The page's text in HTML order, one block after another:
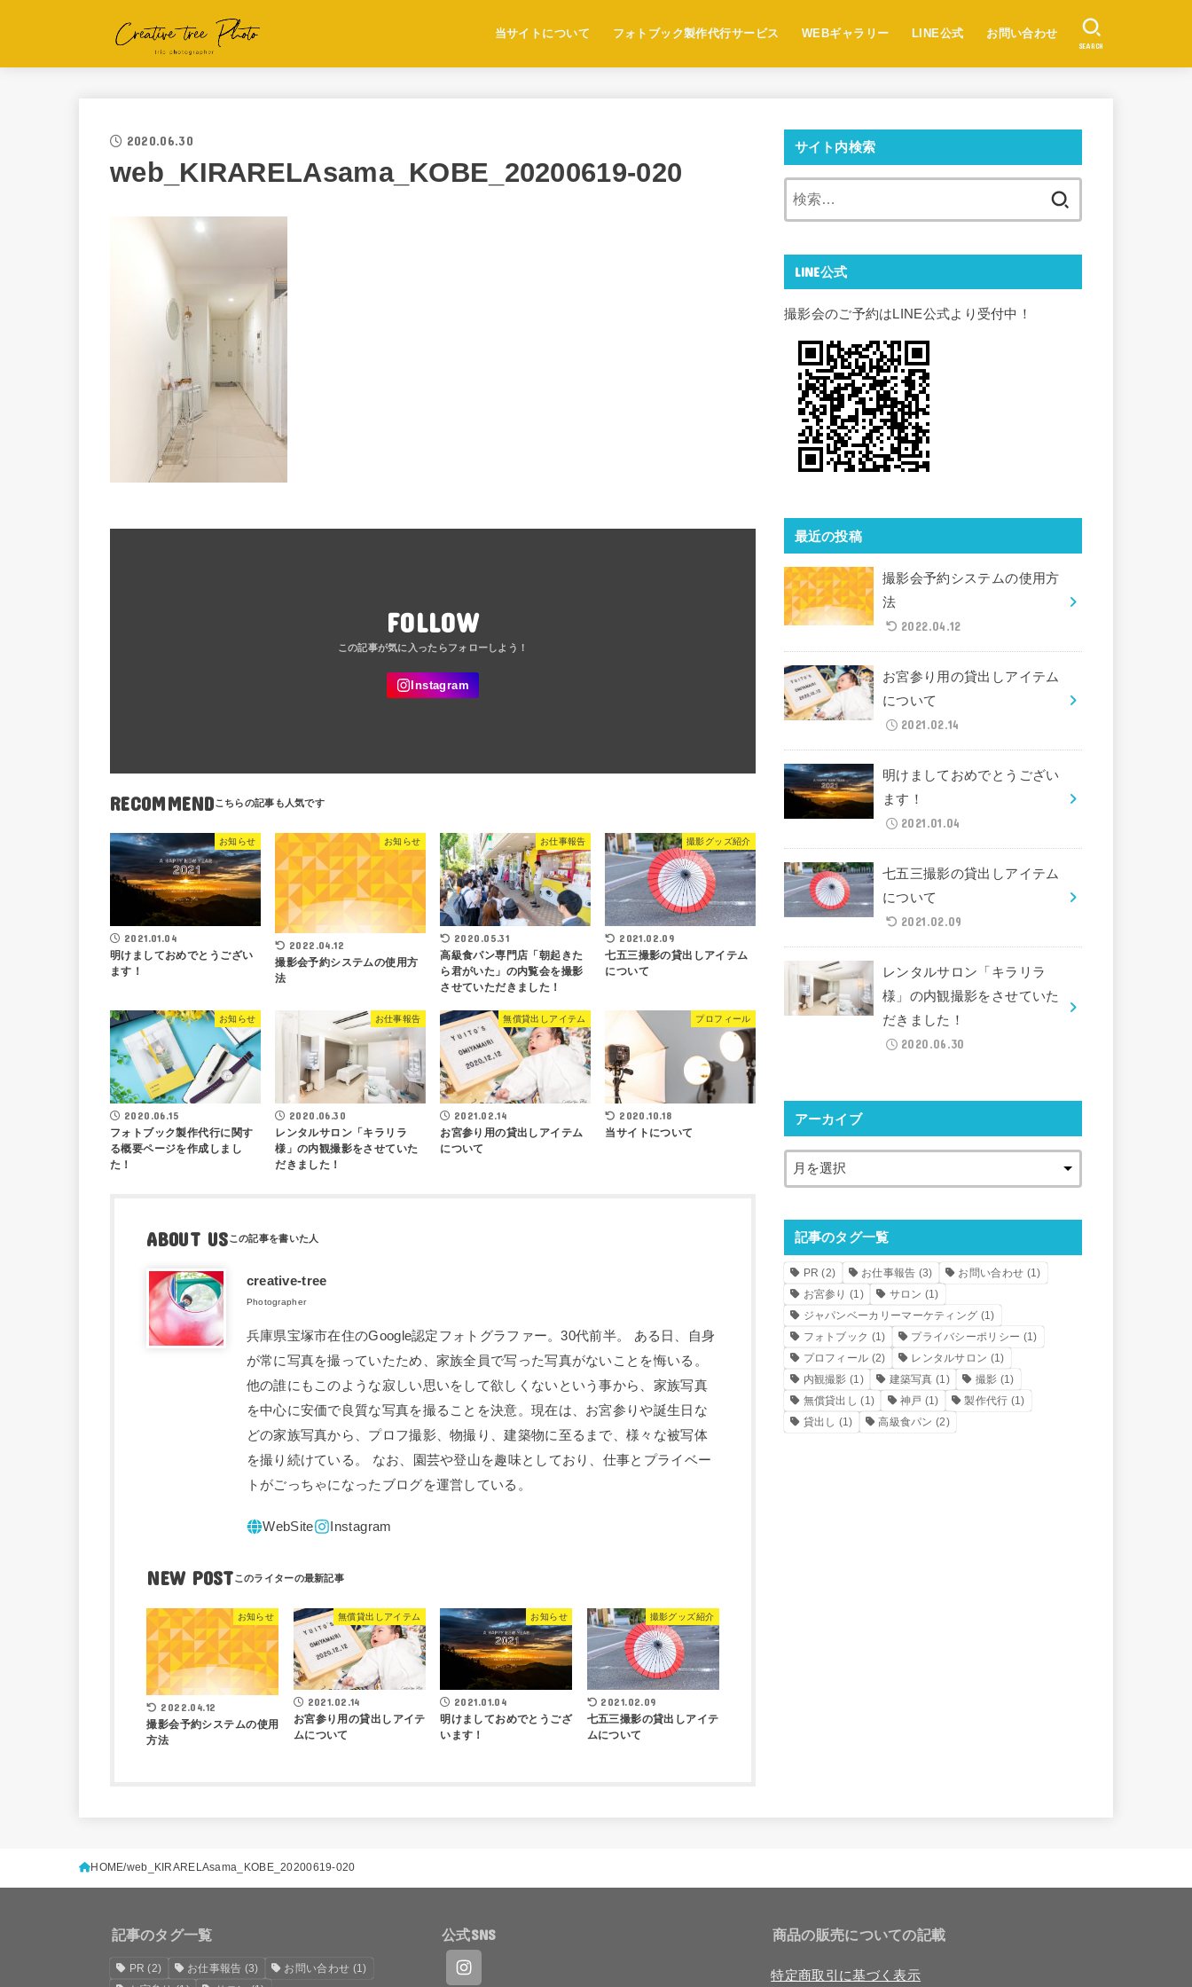
当サイトについて フォトブック製作代行サービス WEBギャラリー LINE公式 お問い合わせ
SEARCH
2020.06.30
web_KIRARELAsama_KOBE_20200619-020
FOLLOW
RECOMMEND
お知らせ
2021.01.04
明けましておめでとうござい
ます！
お知らせ
2022.04.12
撮影会予約システムの使用方
法
お仕事報告
2020.05.31
高級食パン専門店「朝起きた
ら君がいた」の内覧会を撮影
させていただきました！
撮影グッズ紹介
2021.02.09
七五三撮影の貸出しアイテム
について
お知らせ
2020.06.15
フォトブック製作代行に関す
る概要ページを作成しまし
た！
お仕事報告
2020.06.30
レンタルサロン「キラリラ
様」の内観撮影をさせていた
だきました！
無償貸出しアイテム
2021.02.14
お宮参り用の貸出しアイテム
について
プロフィール
2020.10.18
当サイトについて
ABOUT US
creative-tree
Photographer
兵庫県宝塚市在住のGoogle認定フォトグラファー。30代前半。 ある日、自身
が常に写真を撮っていたため、家族全員で写った写真がないことを悔いる。
他の誰にもこのような寂しい思いをして欲しくないという事から、家族写真
を中心に安価で良質な写真を撮ることを決意。現在は、お宮参りや誕生日な
どの家族写真から、プロフ撮影、物撮り、建築物に至るまで、様々な被写体
を撮り続けている。 なお、園芸や登山を趣味としており、仕事とプライベー
トがごっちゃになったブログを運営している。
NEW POST
お知らせ
2022.04.12
撮影会予約システムの使用
方法
無償貸出しアイテム
2021.02.14
お宮参り用の貸出しアイテ
ムについて
お知らせ
2021.01.04
明けましておめでとうござ
います！
撮影グッズ紹介
2021.02.09
七五三撮影の貸出しアイテ
ムについて
サイト内検索
LINE公式
撮影会のご予約はLINE公式より受付中！
最近の投稿
撮影会予約システムの使用方
法
2022.04.12
お宮参り用の貸出しアイテム
について
2021.02.14
明けましておめでとうござい
ます！
2021.01.04
七五三撮影の貸出しアイテム
について
2021.02.09
レンタルサロン「キラリラ
様」の内観撮影をさせていた
だきました！
2020.06.30
アーカイブ
記事のタグ一覧
PR (2) お仕事報告 (3) お問い合わせ (1)
お宮参り (1) サロン (1)
ジャパンベーカリーマーケティング (1)
フォトブック (1) プライバシーポリシー (1)
プロフィール (2) レンタルサロン (1)
内観撮影 (1) 建築写真 (1) 撮影 (1)
無償貸出し (1) 神戸 (1) 製作代行 (1)
貸出し (1) 高級食パン (2)
HOME web_KIRARELAsama_KOBE_20200619-020
記事のタグ一覧
PR (2) お仕事報告 (3) お問い合わせ (1)
公式SNS 商品の販売についての記載
特定商取引に基づく表示